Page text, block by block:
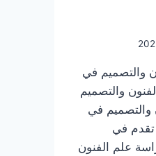
والتصميم في
والتصميم
والتصميم في
تقدم في
علم الفنون